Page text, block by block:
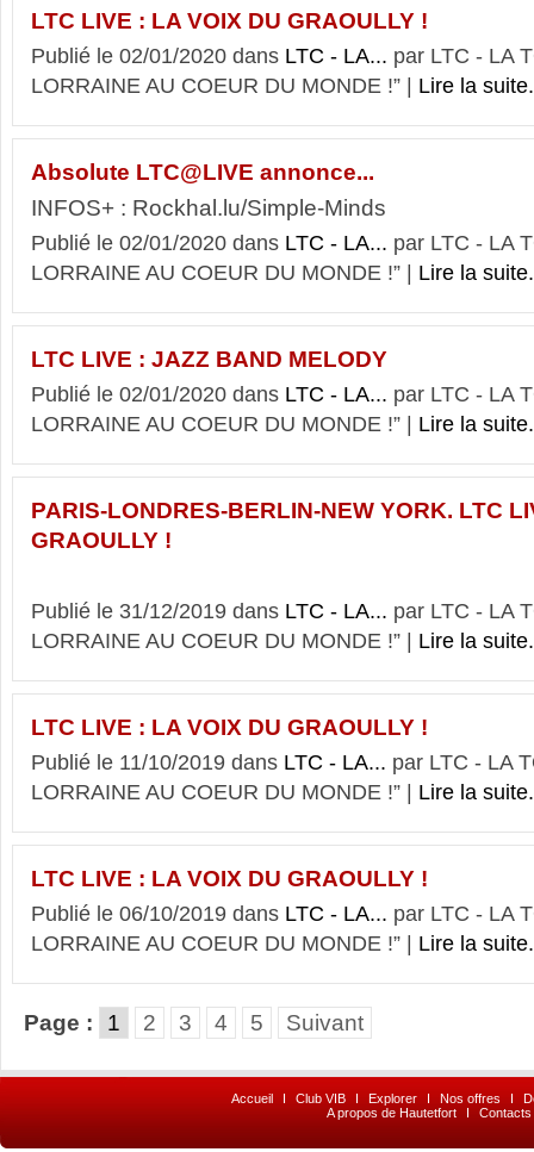
LTC LIVE : LA VOIX DU GRAOULLY !
Publié le 02/01/2020 dans LTC - LA... par LTC - LA
LORRAINE AU COEUR DU MONDE !” | Lire la
Absolute LTC@LIVE annonce...
INFOS+ : Rockhal.lu/Simple-Minds
Publié le 02/01/2020 dans LTC - LA... par LTC - LA
LORRAINE AU COEUR DU MONDE !” | Lire la
LTC LIVE : JAZZ BAND MELODY
Publié le 02/01/2020 dans LTC - LA... par LTC - LA
LORRAINE AU COEUR DU MONDE !” | Lire la
PARIS-LONDRES-BERLIN-NEW YORK. LTC
GRAOULLY !
Publié le 31/12/2019 dans LTC - LA... par LTC - LA
LORRAINE AU COEUR DU MONDE !” | Lire la
LTC LIVE : LA VOIX DU GRAOULLY !
Publié le 11/10/2019 dans LTC - LA... par LTC - LA
LORRAINE AU COEUR DU MONDE !” | Lire la
LTC LIVE : LA VOIX DU GRAOULLY !
Publié le 06/10/2019 dans LTC - LA... par LTC - LA
LORRAINE AU COEUR DU MONDE !” | Lire la
Page : 1 2 3 4 5 Suivant
Accueil I Club VIB I Explorer I Nos offres I
A propos de Hautetfort
I Contacts